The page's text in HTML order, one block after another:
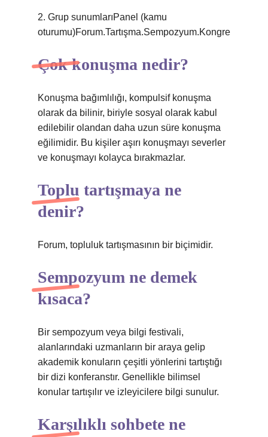
2. Grup sunumlarıPanel (kamu
oturumu)Forum.Tartışma.Sempozyum.Kongre
Çok konuşma nedir?
Konuşma bağımlılığı, kompulsif konuşma
olarak da bilinir, biriyle sosyal olarak kabul
edilebilir olandan daha uzun süre konuşma
eğilimidir. Bu kişiler aşırı konuşmayı severler
ve konuşmayı kolayca bırakmazlar.
Toplu tartışmaya ne
denir?
Forum, topluluk tartışmasının bir biçimidir.
Sempozyum ne demek
kısaca?
Bir sempozyum veya bilgi festivali,
alanlarındaki uzmanların bir araya gelip
akademik konuların çeşitli yönlerini tartıştığı
bir dizi konferanstır. Genellikle bilimsel
konular tartışılır ve izleyicilere bilgi sunulur.
Karşılıklı sohbete ne